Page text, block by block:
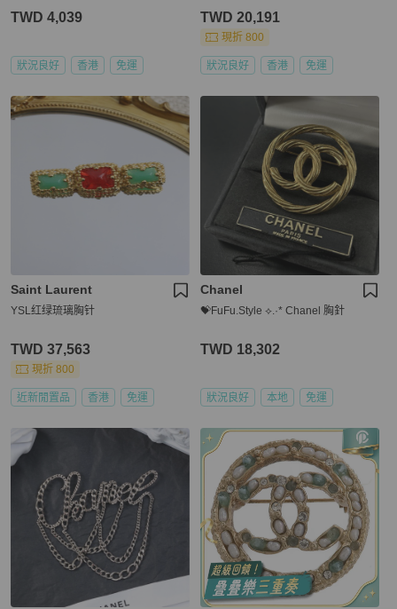
TWD 4,039
狀況良好 香港 免運
TWD 20,191
現折 800
狀況良好 香港 免運
Saint Laurent
YSL红绿琉璃胸针
TWD 37,563
現折 800
近新閒置品 香港 免運
Chanel
💝FuFu.Style ⟡.·* Chanel 胸針
TWD 18,302
狀況良好 本地 免運